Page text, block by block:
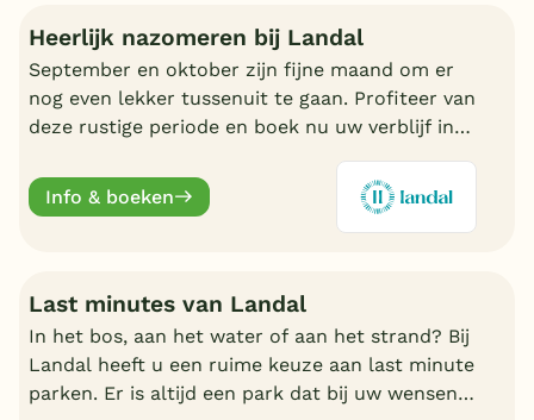
Heerlijk nazomeren bij Landal
September en oktober zijn fijne maand om er
nog even lekker tussenuit te gaan. Profiteer van
deze rustige periode en boek nu uw verblijf in
Info & boeken
Last minutes van Landal
In het bos, aan het water of aan het strand? Bij
Landal heeft u een ruime keuze aan last minute
parken. Er is altijd een park dat bij uw wensen